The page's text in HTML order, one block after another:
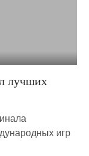
лучших
игр